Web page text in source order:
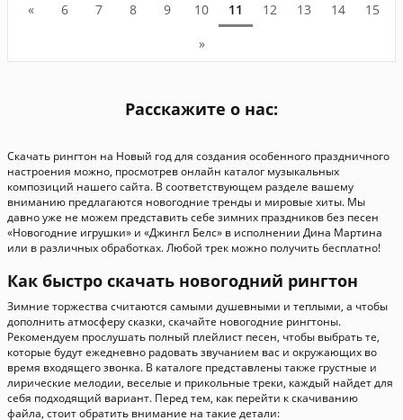
« 6 7 8 9 10 11 12 13 14
15
»
Расскажите о нас:
Скачать рингтон на Новый год для создания особенного праздничного
настроения можно, просмотрев онлайн каталог музыкальных
композиций нашего сайта. В соответствующем разделе вашему
вниманию предлагаются новогодние тренды и мировые хиты. Мы
давно уже не можем представить себе зимних праздников без песен
«Новогодние игрушки» и «Джингл Белс» в исполнении Дина Мартина
или в различных обработках. Любой трек можно получить бесплатно!
Как быстро скачать новогодний рингтон
Зимние торжества считаются самыми душевными и теплыми, а чтобы
дополнить атмосферу сказки, скачайте новогодние рингтоны.
Рекомендуем прослушать полный плейлист песен, чтобы выбрать те,
которые будут ежедневно радовать звучанием вас и окружающих во
время входящего звонка. В каталоге представлены также грустные и
лирические мелодии, веселые и прикольные треки, каждый найдет для
себя подходящий вариант. Перед тем, как перейти к скачиванию
файла, стоит обратить внимание на такие детали: